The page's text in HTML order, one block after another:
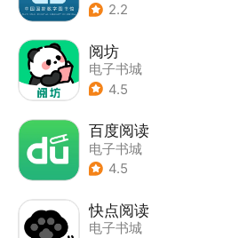
2.2
阅坊
电子书城
4.5
百度阅读
电子书城
4.5
快点阅读
电子书城